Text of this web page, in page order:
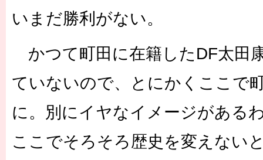
いまだ勝利がない。
かつて町田に在籍したDF太田
ていないので、とにかくここで
に。別にイヤなイメージがある
ここでそろそろ歴史を変えない